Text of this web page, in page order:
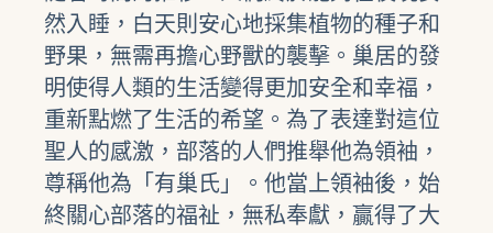
然入睡，白天則安心地採集植物的種子和
野果，無需再擔心野獸的襲擊。巢居的發
明使得人類的生活變得更加安全和幸福，
重新點燃了生活的希望。為了表達對這位
聖人的感激，部落的人們推舉他為領袖，
尊稱他為「有巢氏」。他當上領袖後，始
終關心部落的福祉，無私奉獻，贏得了大